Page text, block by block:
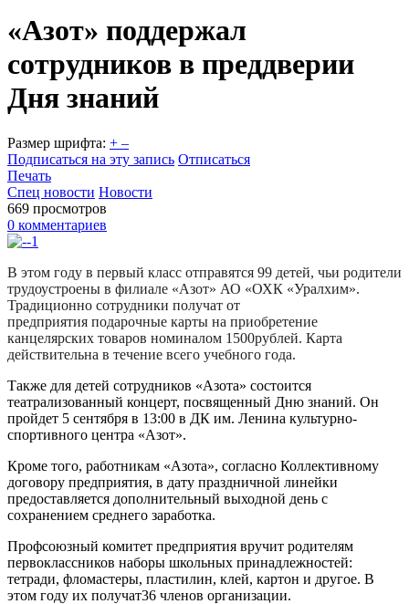
«Азот» поддержал
сотрудников в преддверии
Дня знаний
Размер шрифта: + –
Подписаться на эту запись Отписаться
Печать
Спец новости Новости
669 просмотров
0 комментариев
В этом году в первый класс отправятся 99 детей, чьи родители
трудоустроены в филиале «Азот» АО «ОХК «Уралхим».
Традиционно сотрудники получат от
предприятия подарочные карты на приобретение
канцелярских товаров номиналом 1500рублей. Карта
действительна в течение всего учебного года.
Также для детей сотрудников «Азота» состоится
театрализованный концерт, посвященный Дню знаний. Он
пройдет 5 сентября в 13:00 в ДК им. Ленина культурно-
спортивного центра «Азот».
Кроме того, работникам «Азота», согласно Коллективному
договору предприятия, в дату праздничной линейки
предоставляется дополнительный выходной день с
сохранением среднего заработка.
Профсоюзный комитет предприятия вручит родителям
первоклассников наборы школьных принадлежностей:
тетради, фломастеры, пластилин, клей, картон и другое. В
этом году их получат36 членов организации.